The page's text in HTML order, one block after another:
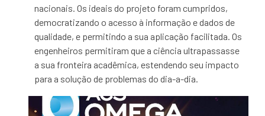
nacionais. Os ideais do projeto foram cumpridos,
democratizando o acesso à informação e dados de
qualidade, e permitindo a sua aplicação facilitada. Os
engenheiros permitiram que a ciência ultrapassasse
a sua fronteira acadêmica, estendendo seu impacto
para a solução de problemas do dia-a-dia.